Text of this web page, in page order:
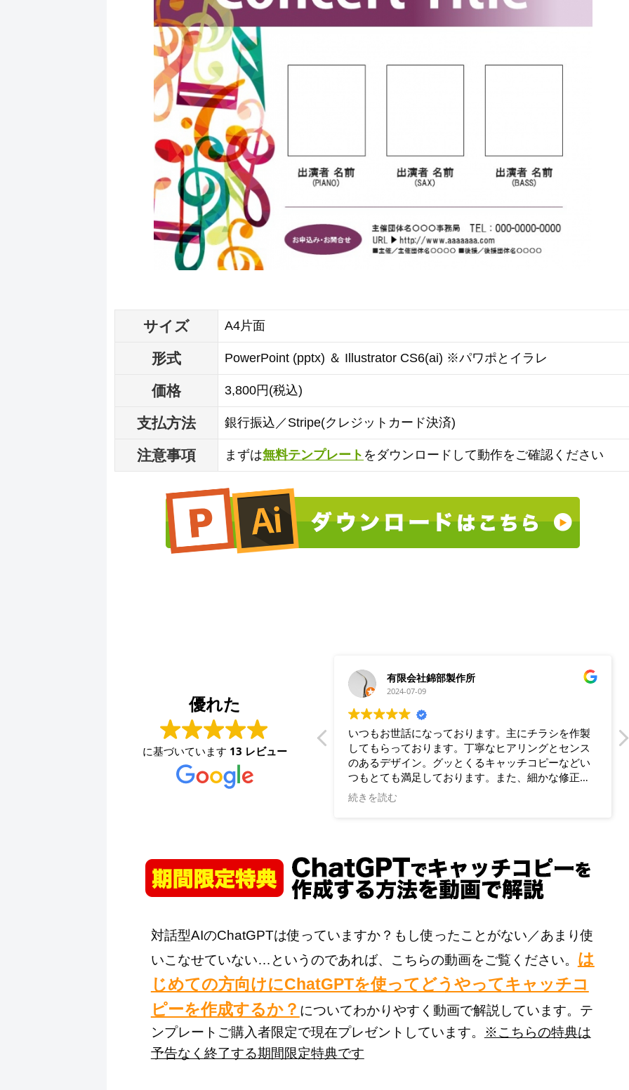
サイズ A4片面
形式 PowerPoint (pptx) ＆ Illustrator CS6(ai) ※パワポとイラレ
価格 3,800円(税込)
支払方法 銀行振込／Stripe(クレジットカード決済)
注意事項 まずは無料テンプレート をダウンロードして動作をご確認ください
優れた
に基づいています 13 レビュー
少し前から問い合わせ用のメールアドレスが使えな
くなり、困っていました。久々に連絡を取りました
が、素早く対応して頂きました。ありがとうござい
有限会社錦部製作所
2024-07-09
いつもお世話になっております。主にチラシを作製
してもらっております。丁寧なヒアリングとセンス
のあるデザイン。グッとくるキャッチコピーなどい
つもとても満足しております。また、細かな修正に
も素早く対応していただき、助かっております。
続きを読む
対話型AIのChatGPTは使っていますか？もし使ったことがない／あまり使
いこなせていない…というのであれば、こちらの動画をご覧ください。 は
じめての方向けにChatGPTを使ってどうやってキャッチコ
ピーを作成するか？ についてわかりやすく動画で解説しています。テ
ンプレートご購入者限定で現在プレゼントしています。
※こちらの特典は
予告なく終了する期間限定特典です